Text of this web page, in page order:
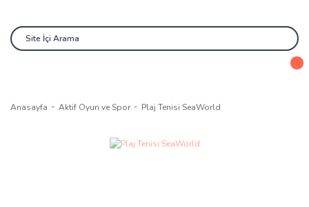
Anasayfa Aktif Oyun ve Spor Plaj Tenisi SeaWorld